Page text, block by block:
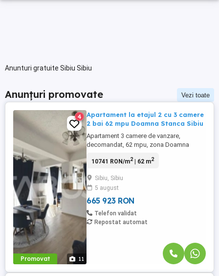
Anunturi gratuite Sibiu Sibiu
Anunțuri promovate Vezi toate
Promovat 11
4
Apartament la etajul 2 cu 3 camere
2 bai 62 mpu Doamna Stanca Sibiu
Apartament 3 camere de vanzare,
decomandat, 62 mpu, zona Doamna
apartament: • Etaj intermediar 2; • Doua
parcursul zilei; • Complet mobilat si utilat,
pregatit sa va mutati. • Loc de ...
10741 RON/m2| 62 m2
Sibiu, Sibiu
5 august
665 923 RON
Telefon validat
Repostat automat